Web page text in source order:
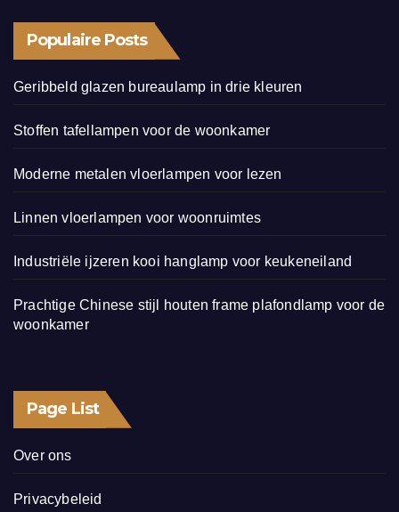
Populaire Posts
Geribbeld glazen bureaulamp in drie kleuren
Stoffen tafellampen voor de woonkamer
Moderne metalen vloerlampen voor lezen
Linnen vloerlampen voor woonruimtes
Industriële ijzeren kooi hanglamp voor keukeneiland
Prachtige Chinese stijl houten frame plafondlamp voor de
woonkamer
Page List
Over ons
Privacybeleid